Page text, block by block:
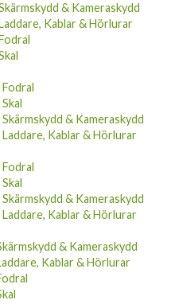
& Kameraskydd
Kablar & Hörlurar
& Kameraskydd
Kablar & Hörlurar
& Kameraskydd
Kablar & Hörlurar
& Kameraskydd
Kablar & Hörlurar